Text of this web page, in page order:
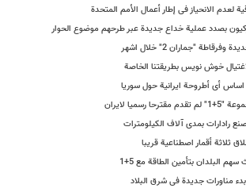
بصدد عملیة خداع جدیدة عبر طرحهم موضوع الحوار
"جماران 2" خلال اشهر
خوش نویس بطریقتنا الخاصة
أی أطروحة ایرانیة حول سوریا
رسمیا لایران
رادارات بمدى آلاف الکیلومترات
ثلاثة أقمار اصطناعیة قریبا
البلدان بتأمین الطاقة مع 5+1
مناورات جدیدة فی شرق البلاد